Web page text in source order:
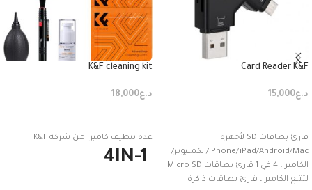
Card Reader K&F
د.ع15,000
قارئ بطاقات SD لأجهزة
iPhone/iPad/Android/Mac/الكمبيوتر/
الكاميرا، 4 في 1 قارئ بطاقات Micro SD
لتتبع الكاميرا، قارئ بطاقات ذاكرة
K&F cleaning kit
د.ع18,000
عدة تنظيف كاميرا من شركة K&F